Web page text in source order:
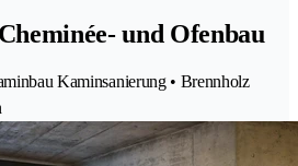
und Ofenbau
Kaminsanierung • Brennholz